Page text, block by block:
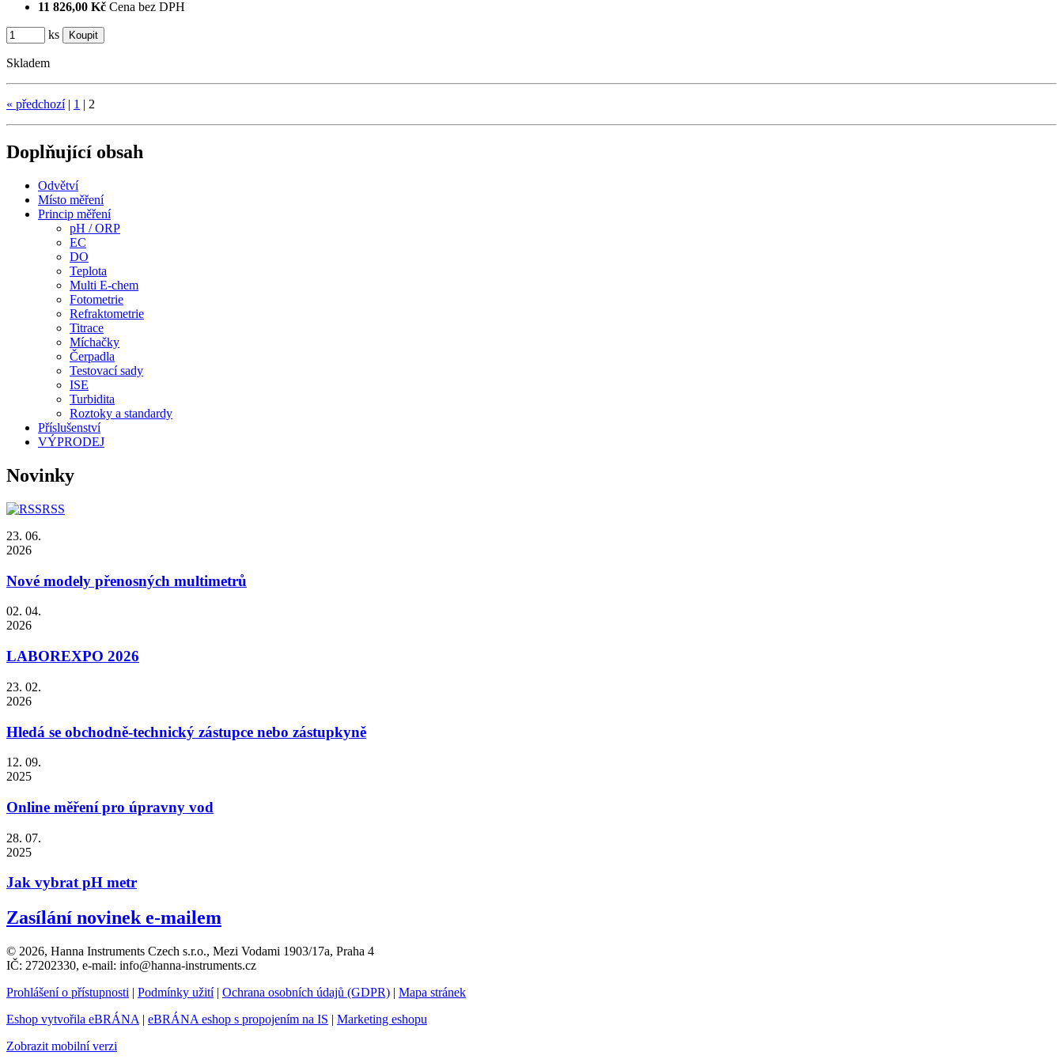
11 826,00 Kč Cena bez DPH
ks
Skladem
« předchozí | 1 | 2
Doplňující obsah
Odvětví
Místo měření
Princip měření
pH / ORP
EC
DO
Teplota
Multi E-chem
Fotometrie
Refraktometrie
Titrace
Míchačky
Čerpadla
Testovací sady
ISE
Turbidita
Roztoky a standardy
Příslušenství
VÝPRODEJ
Novinky
RSS
23. 06.
2026
Nové modely přenosných multimetrů
02. 04.
2026
LABOREXPO 2026
23. 02.
2026
Hledá se obchodně-technický zástupce nebo zástupkyně
12. 09.
2025
Online měření pro úpravny vod
28. 07.
2025
Jak vybrat pH metr
Zasílání novinek e-mailem
© 2026, Hanna Instruments Czech s.r.o., Mezi Vodami 1903/17a, Praha 4
IČ: 27202330, e-mail: info@hanna-instruments.cz
Prohlášení o přístupnosti | Podmínky užití| Ochrana osobních údajů (GDPR) | Mapa stránek
Eshop vytvořila eBRÁNA | eBRÁNA eshop s propojením na IS | Marketing eshopu
Zobrazit mobilní verzi